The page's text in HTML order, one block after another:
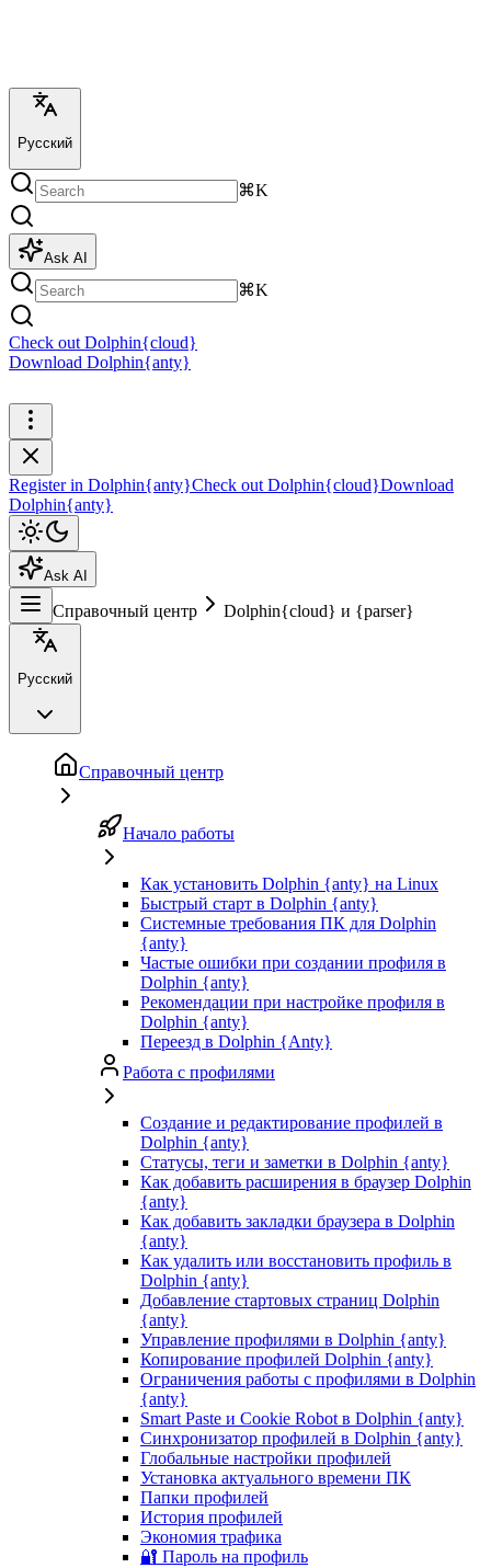
Русский
⌘K
Ask AI
⌘K
Check out Dolphin{cloud}
Download Dolphin{anty}
Register in Dolphin{anty}Check out Dolphin{cloud}Download
Dolphin{anty}
Ask AI
Справочный центр Dolphin{cloud} и {parser}
Русский
Справочный центр
Начало работы
Как установить Dolphin {anty} на Linux
Быстрый старт в Dolphin {anty}
Системные требования ПК для Dolphin
{anty}
Частые ошибки при создании профиля в
Dolphin {anty}
Рекомендации при настройке профиля в
Dolphin {anty}
Переезд в Dolphin {Anty}
Работа с профилями
Создание и редактирование профилей в
Dolphin {anty}
Статусы, теги и заметки в Dolphin {anty}
Как добавить расширения в браузер Dolphin
{anty}
Как добавить закладки браузера в Dolphin
{anty}
Как удалить или восстановить профиль в
Dolphin {anty}
Добавление стартовых страниц Dolphin
{anty}
Управление профилями в Dolphin {anty}
Копирование профилей Dolphin {anty}
Ограничения работы с профилями в Dolphin
{anty}
Smart Paste и Cookie Robot в Dolphin {anty}
Синхронизатор профилей в Dolphin {anty}
Глобальные настройки профилей
Установка актуального времени ПК
Папки профилей
История профилей
Экономия трафика
🔐 Пароль на профиль